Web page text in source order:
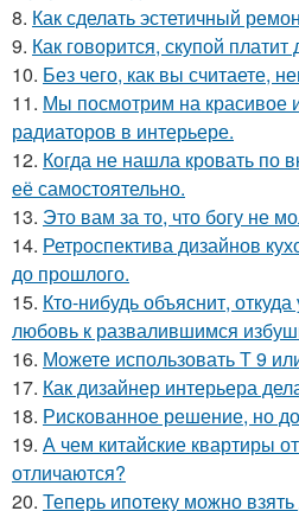
8. Как сделать эстетичный
9. Как говорится, скупой
10. Без чего, как вы считаете,
11. Мы посмотрим на красивое
радиаторов в интерьере.
12. Когда не нашла кровать по
её самостоятельно.
13. Это вам за то, что богу не
14. Ретроспектива дизайнов
до прошлого.
15. Кто-нибудь объяснит,
любовь к развалившимся
16. Можете использовать Т 9
17. Как дизайнер интерьера
18. Рискованное решение, но
19. А чем китайские квартиры
отличаются?
20. Теперь ипотеку можно